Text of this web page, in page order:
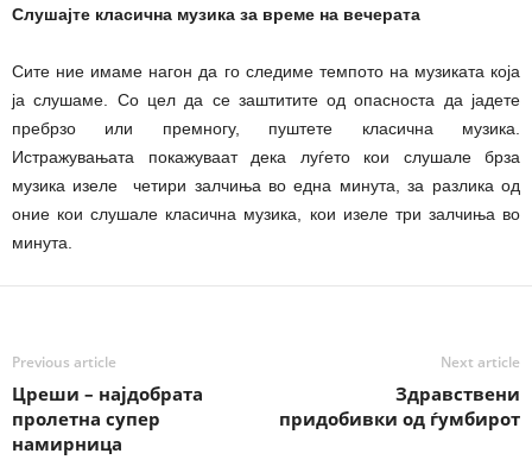
Слушајте класична музика за време на вечерата
Сите ние имаме нагон да го следиме темпото на музиката која
ја слушаме. Со цел да се заштитите од опасноста да јадете
пребрзо или премногу, пуштете класична музика.
Истражувањата покажуваат дека луѓето кои слушале брза
музика изеле четири залчиња во една минута, за разлика од
оние кои слушале класична музика, кои изеле три залчиња во
минута.
Previous article
Цреши – најдобрата
пролетна супер
намирница
Next article
Здравствени
придобивки од ѓумбирот